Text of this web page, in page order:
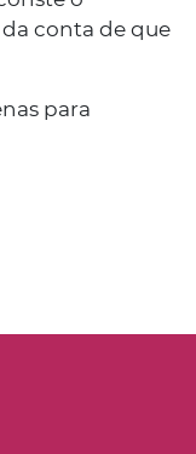
conta de que
para